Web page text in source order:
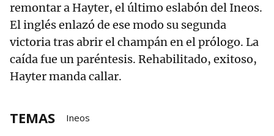
remontar a Hayter, el último eslabón del Ineos.
El inglés enlazó de ese modo su segunda
victoria tras abrir el champán en el prólogo. La
caída fue un paréntesis. Rehabilitado, exitoso,
Hayter manda callar.
TEMAS Ineos